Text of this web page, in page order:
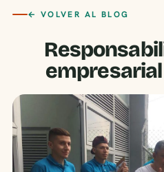
← VOLVER AL BLOG